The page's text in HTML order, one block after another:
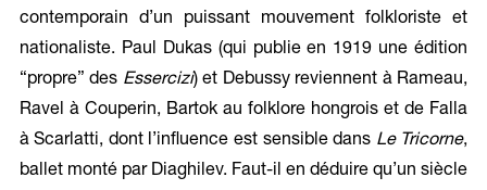
contemporain d’un puissant mouvement folkloriste et
nationaliste. Paul Dukas (qui publie en 1919 une édition
“propre” des Essercizi) et Debussy reviennent à Rameau,
Ravel à Couperin, Bartok au folklore hongrois et de Falla
à Scarlatti, dont l’influence est sensible dans Le Tricorne,
ballet monté par Diaghilev. Faut-il en déduire qu’un siècle